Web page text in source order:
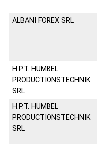
ALBANI FOREX SRL
H.P.T. HUMBEL
PRODUCTIONSTECHNIK
SRL
H.P.T. HUMBEL
PRODUCTIONSTECHNIK
SRL